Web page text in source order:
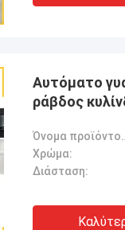
Αυτόματο
ράβδος
Χρώμα:
Διάσταση: